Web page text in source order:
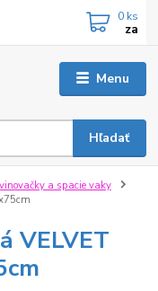
Menu
Hľadať
0 ks
za
a spacie vaky
VELVET